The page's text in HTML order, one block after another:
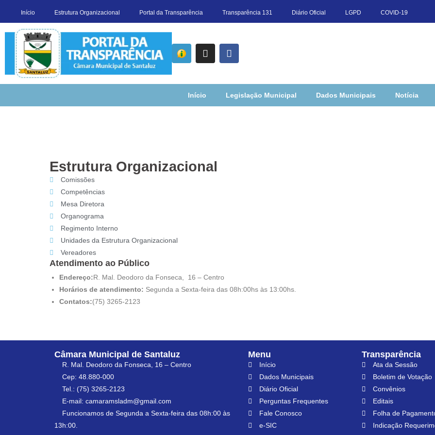
Início Estrutura Organizacional Portal da Transparência Transparência 131 Diário Oficial LGPD COVID-19
Início Legislação Municipal Dados Municipais Notícia
Estrutura Organizacional
Comissões
Competências
Mesa Diretora
Organograma
Regimento Interno
Unidades da Estrutura Organizacional
Vereadores
Atendimento ao Público
Endereço:R. Mal. Deodoro da Fonseca, 16 – Centro
Horários de atendimento: Segunda a Sexta-feira das 08h:00hs às 13:00hs.
Contatos:(75) 3265-2123
Câmara Municipal de Santaluz
R. Mal. Deodoro da Fonseca, 16 – Centro
Cep: 48.880-000
Tel.: (75) 3265-2123
E-mail: camaramsladm@gmail.com
Funcionamos de Segunda a Sexta-feira das 08h:00 às
13h:00.
Menu
Início
Dados Municipais
Diário Oficial
Perguntas Frequentes
Fale Conosco
e-SIC
Transparência
Ata da Sessão
Boletim de Votação
Convênios
Editais
Folha de
Indicação